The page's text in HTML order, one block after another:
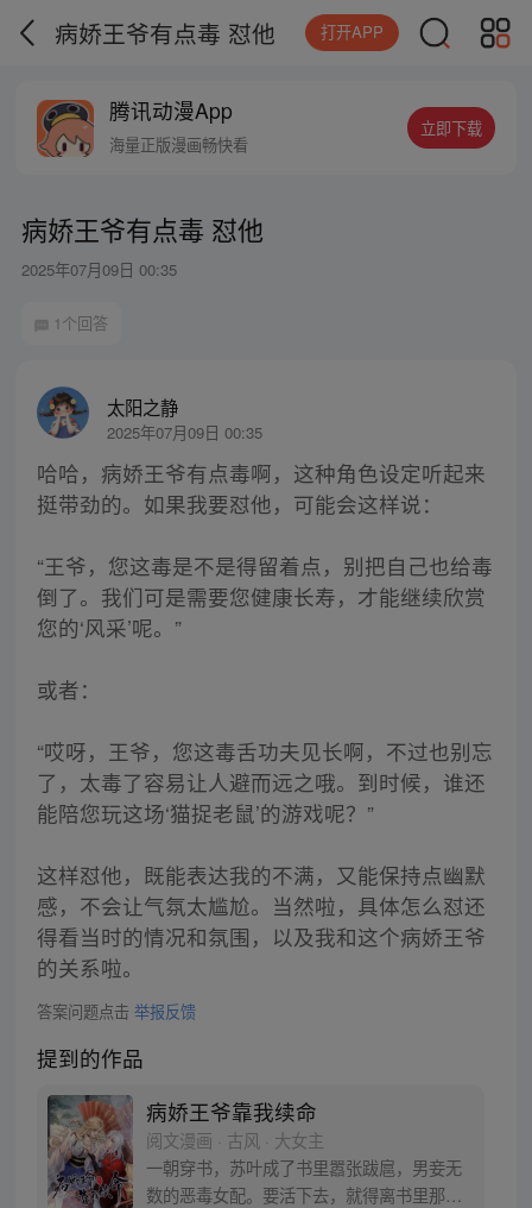
病娇王爷有点毒 怼他 打开APP
腾讯动漫App
海量正版漫画畅快看
立即下载
病娇王爷有点毒 怼他
2025年07月09日 00:35
1个回答
太阳之静
2025年07月09日 00:35
哈哈，病娇王爷有点毒啊，这种角色设定听起来
挺带劲的。如果我要怼他，可能会这样说：
“王爷，您这毒是不是得留着点，别把自己也给毒
倒了。我们可是需要您健康长寿，才能继续欣赏
您的‘风采’呢。”
或者：
“哎呀，王爷，您这毒舌功夫见长啊，不过也别忘
了，太毒了容易让人避而远之哦。到时候，谁还
能陪您玩这场‘猫捉老鼠’的游戏呢？”
这样怼他，既能表达我的不满，又能保持点幽默
感，不会让气氛太尴尬。当然啦，具体怎么怼还
得看当时的情况和氛围，以及我和这个病娇王爷
的关系啦。
答案问题点击 举报反馈
提到的作品
病娇王爷靠我续命
阅文漫画 · 古风 · 大女主
一朝穿书，苏叶成了书里嚣张跋扈，男妾无
数的恶毒女配。要活下去，就得离书里那个